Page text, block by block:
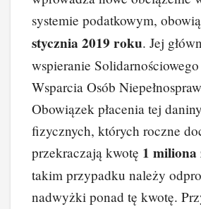
b
o
o
k
st dI
n
t
systemie podatkowym,
stycznia 2019 roku. Jej
wspieranie
Wsparcia Osób
Obowiązek płacenia tej
fizycznych, których roczne
przekraczają kwotę 1 miliona
takim przypadku należy
nadwyżki ponad tę kwotę.